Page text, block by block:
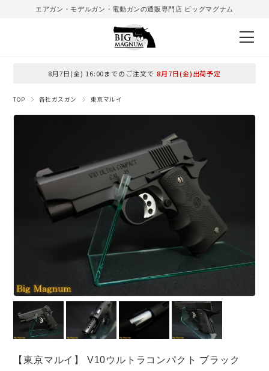
エアガン・モデルガン・電動ガンの通販専門店 ビッグマグナム
8月7日(金) 16:00までのご注文で 8月7日(金)出荷予定
TOP 各社ガスガン 東京マルイ
【東京マルイ】 V10ウルトラコンパクト ブラック